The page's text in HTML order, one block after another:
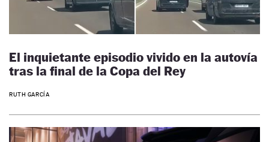
El inquietante episodio vivido en la autovía
tras la final de la Copa del Rey
RUTH GARCÍA